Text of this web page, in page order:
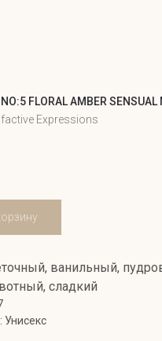
FLORAL AMBER
Expressions
ванильный,
сладкий
Унисекс